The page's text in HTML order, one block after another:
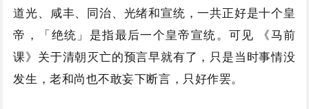
道光、咸丰、同治、光绪和宣统，一共正好是十个皇
帝，「绝统」是指最后一个皇帝宣统。可见 《马前
课》关于清朝灭亡的预言早就有了，只是当时事情没
发生，老和尚也不敢妄下断言，只好作罢。